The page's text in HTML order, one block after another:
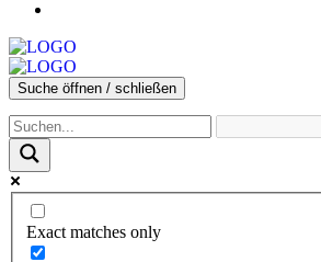
Suche öffnen / schließen
Exact matches only